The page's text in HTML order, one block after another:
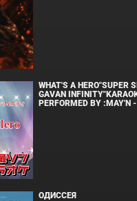
WHAT'S A HERO"SUPER
GAVAN
PERFORMED BY :MAY'N
ОДИССЕЯ